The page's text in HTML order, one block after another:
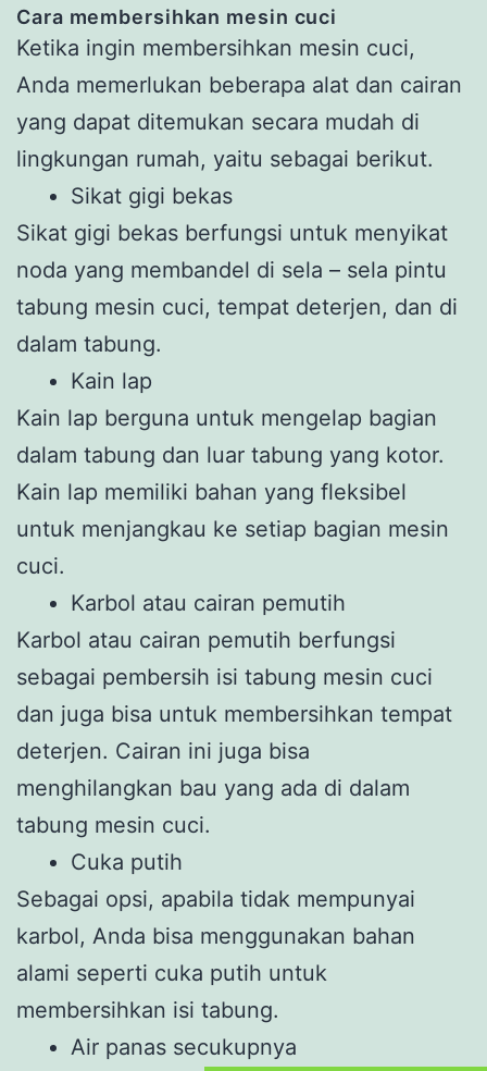
Cara membersihkan mesin cuci
Ketika ingin membersihkan mesin cuci,
Anda memerlukan beberapa alat dan cairan
yang dapat ditemukan secara mudah di
lingkungan rumah, yaitu sebagai berikut.
Sikat gigi bekas
Sikat gigi bekas berfungsi untuk menyikat
noda yang membandel di sela – sela pintu
tabung mesin cuci, tempat deterjen, dan di
dalam tabung.
Kain lap
Kain lap berguna untuk mengelap bagian
dalam tabung dan luar tabung yang kotor.
Kain lap memiliki bahan yang fleksibel
untuk menjangkau ke setiap bagian mesin
cuci.
Karbol atau cairan pemutih
Karbol atau cairan pemutih berfungsi
sebagai pembersih isi tabung mesin cuci
dan juga bisa untuk membersihkan tempat
deterjen. Cairan ini juga bisa
menghilangkan bau yang ada di dalam
tabung mesin cuci.
Cuka putih
Sebagai opsi, apabila tidak mempunyai
karbol, Anda bisa menggunakan bahan
alami seperti cuka putih untuk
membersihkan isi tabung.
Air panas secukupnya